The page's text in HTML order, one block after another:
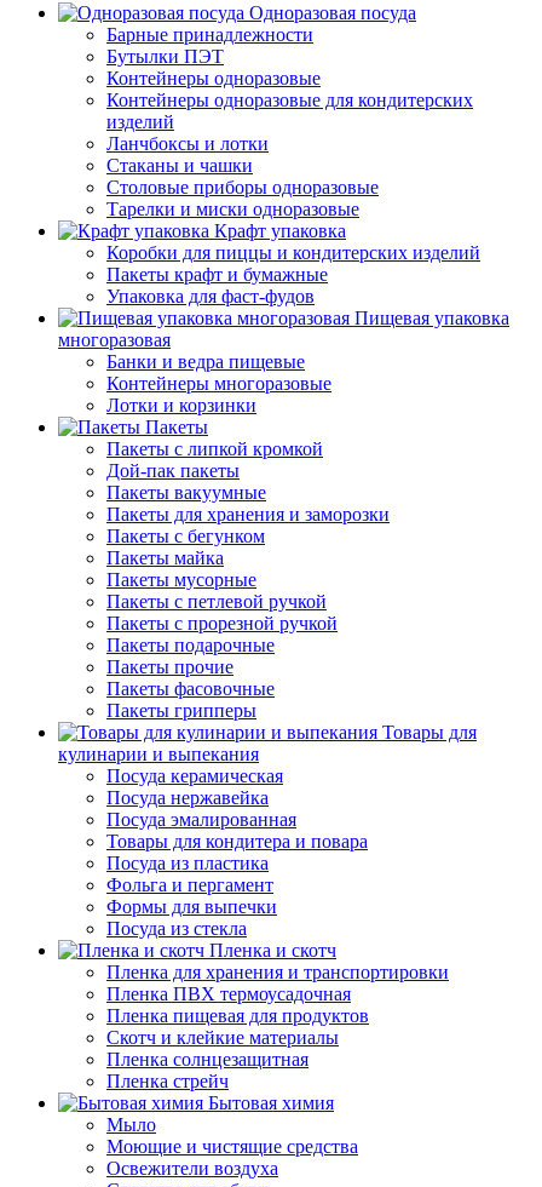
Одноразовая посуда
Барные принадлежности
Бутылки ПЭТ
Контейнеры одноразовые
Контейнеры одноразовые для кондитерских
изделий
Ланчбоксы и лотки
Стаканы и чашки
Столовые приборы одноразовые
Тарелки и миски одноразовые
Крафт упаковка
Коробки для пиццы и кондитерских изделий
Пакеты крафт и бумажные
Упаковка для фаст-фудов
Пищевая упаковка
многоразовая
Банки и ведра пищевые
Контейнеры многоразовые
Лотки и корзинки
Пакеты
Пакеты с липкой кромкой
Дой-пак пакеты
Пакеты вакуумные
Пакеты для хранения и заморозки
Пакеты с бегунком
Пакеты майка
Пакеты мусорные
Пакеты с петлевой ручкой
Пакеты с прорезной ручкой
Пакеты подарочные
Пакеты прочие
Пакеты фасовочные
Пакеты грипперы
Товары для
кулинарии и выпекания
Посуда керамическая
Посуда нержавейка
Посуда эмалированная
Товары для кондитера и повара
Посуда из пластика
Фольга и пергамент
Формы для выпечки
Посуда из стекла
Пленка и скотч
Пленка для хранения и транспортировки
Пленка ПВХ термоусадочная
Пленка пищевая для продуктов
Скотч и клейкие материалы
Пленка солнцезащитная
Пленка стрейч
Бытовая химия
Мыло
Моющие и чистящие средства
Освежители воздуха